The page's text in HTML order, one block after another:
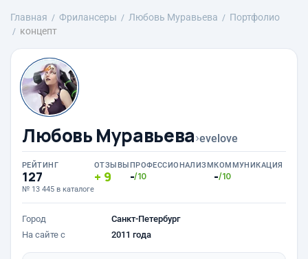
Главная Фрилансеры Любовь Муравьева
Портфолио
концепт
Любовь Муравьева›evelove
РЕЙТИНГ
127
№ 13 445 в каталоге
ОТЗЫВЫ
9
ПРОФЕССИОНАЛИЗМ
-/10
КОММУНИКАЦИЯ
-/10
Город
Санкт-Петербург
На сайте с
2011 года